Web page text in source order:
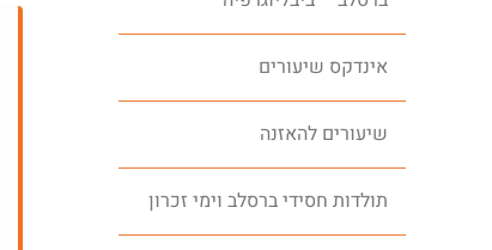
אינדקס שיעורים
שיעורים להאזנה
תולדות חסידי ברסלב וימי זכרון